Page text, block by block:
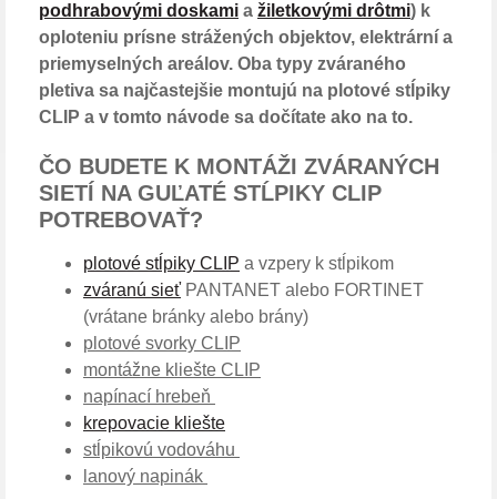
podhrabovými doskami a žiletkovými drôtmi) k
oploteniu prísne strážených objektov, elektrární a
priemyselných areálov. Oba typy zváraného
pletiva sa najčastejšie montujú na plotové stĺpiky
CLIP a v tomto návode sa dočítate ako na to.
ČO BUDETE K MONTÁŽI ZVÁRANÝCH
SIETÍ NA GUĽATÉ STĹPIKY CLIP
POTREBOVAŤ?
plotové stĺpiky CLIP a vzpery k stĺpikom
zváranú sieť PANTANET alebo FORTINET
(vrátane bránky alebo brány)
plotové svorky CLIP
montážne kliešte CLIP
napínací hrebeň
krepovacie kliešte
stĺpikovú vodováhu
lanový napinák